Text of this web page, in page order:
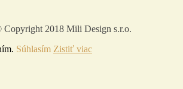
Copyright 2018 Mili Design s.r.o.
Súhlasím Zistiť viac